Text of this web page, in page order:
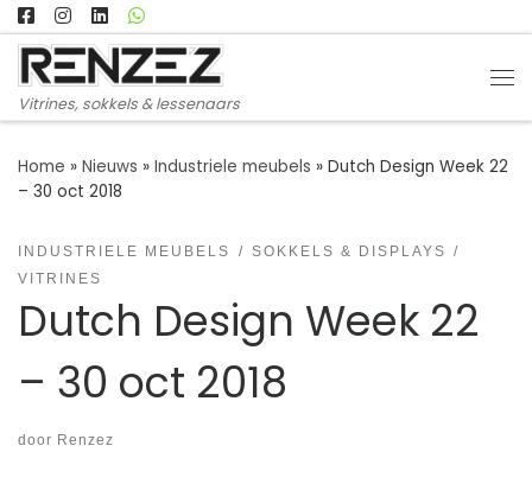
Ga naar inhoud
Vitrines, sokkels & lessenaars
Home » Nieuws » Industriele meubels » Dutch Design Week 22
– 30 oct 2018
INDUSTRIELE MEUBELS
SOKKELS & DISPLAYS
VITRINES
Dutch Design Week 22
– 30 oct 2018
door Renzez